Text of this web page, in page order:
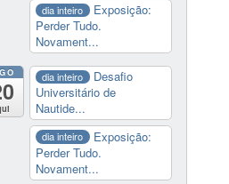
dia inteiro
Exposição:
Perder Tudo.
Novament...
dia inteiro
Desafio
Universitário de
Nautide...
dia inteiro
Exposição:
Perder Tudo.
Novament...